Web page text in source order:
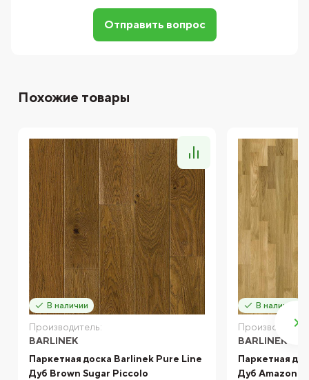
Отправить вопрос
Похожие товары
В наличии
Производитель:
BARLINEK
Паркетная доска Barlinek Pure Line
Дуб Brown Sugar Piccolo
В наличии
BARLINEK
Паркетная
Дуб Amazon